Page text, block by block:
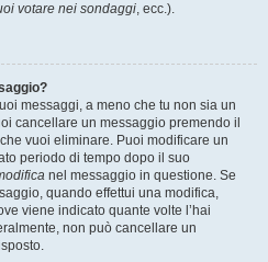
votare nei sondaggi, ecc.).
messaggi, a meno che tu non sia un
cancellare un messaggio premendo il
vuoi eliminare. Puoi modificare un
periodo di tempo dopo il suo
nel messaggio in questione. Se
quando effettui una modifica,
viene indicato quante volte l’hai
non può cancellare un